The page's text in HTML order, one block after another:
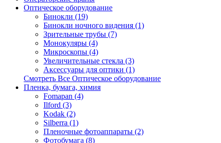
Оптическое оборудование
Бинокли (19)
Бинокли ночного видения (1)
Зрительные трубы (7)
Монокуляры (4)
Микроскопы (4)
Увеличительные стекла (3)
Аксессуары для оптики (1)
Смотреть Все Оптическое оборудование
Пленка, бумага, химия
Fomapan (4)
Ilford (3)
Kodak (2)
Silberra (1)
Пленочные фотоаппараты (2)
Фотобумага (8)